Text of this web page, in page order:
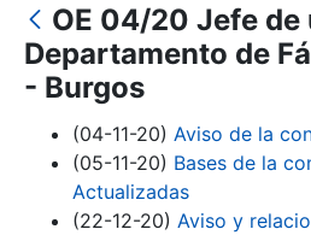
Show/Hide
Show/Hide
OE 04/20 Jefe de
Departamento de
- Burgos
(04-11-20) Aviso de la
(05-11-20) Bases de la
Actualizadas
(22-12-20) Aviso y